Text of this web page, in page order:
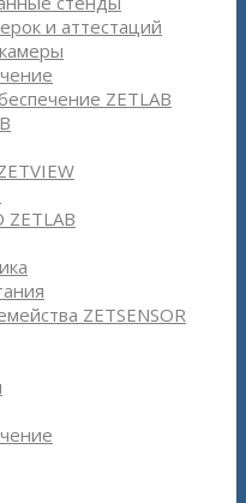
и аттестаций
ZETLAB
ZETSENSOR